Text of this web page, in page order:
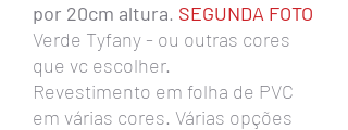
por 20cm altura. SEGUNDA FOTO
Verde Tyfany - ou outras cores
que vc escolher.
Revestimento em folha de PVC
em várias cores. Várias opções